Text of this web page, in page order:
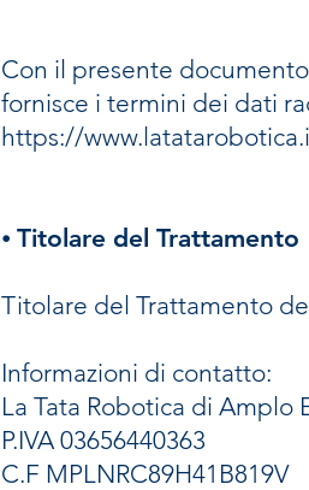
Con il presente
fornisce i termini dei dati
https://
⦁ Titolare del Trattamento
Titolare del Trattamento
Informazioni di contatto:
La Tata Robotica di Amplo
P.IVA 03656440363
C.F MPLNRC89H41B819V